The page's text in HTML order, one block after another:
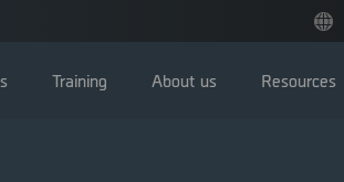
Training About us Resources